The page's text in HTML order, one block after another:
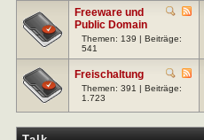
Freeware und
Public Domain
Themen: 139 | Beiträge:
541
Freischaltung
Themen: 391 | Beiträge:
1.723